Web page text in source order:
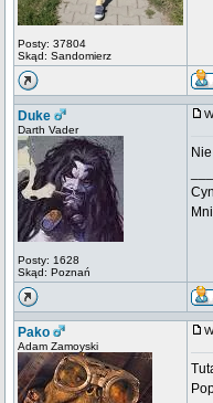
Posty: 37804
Skąd: Sandomierz
Duke
Darth Vader
Posty: 1628
Skąd: Poznań
Pako
Adam Zamoyski